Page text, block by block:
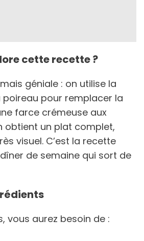
cette recette ?
géniale : on utilise la
pour remplacer la
farce crémeuse aux
obtient un plat complet,
visuel. C’est la recette
de semaine qui sort de
vous aurez besoin de :